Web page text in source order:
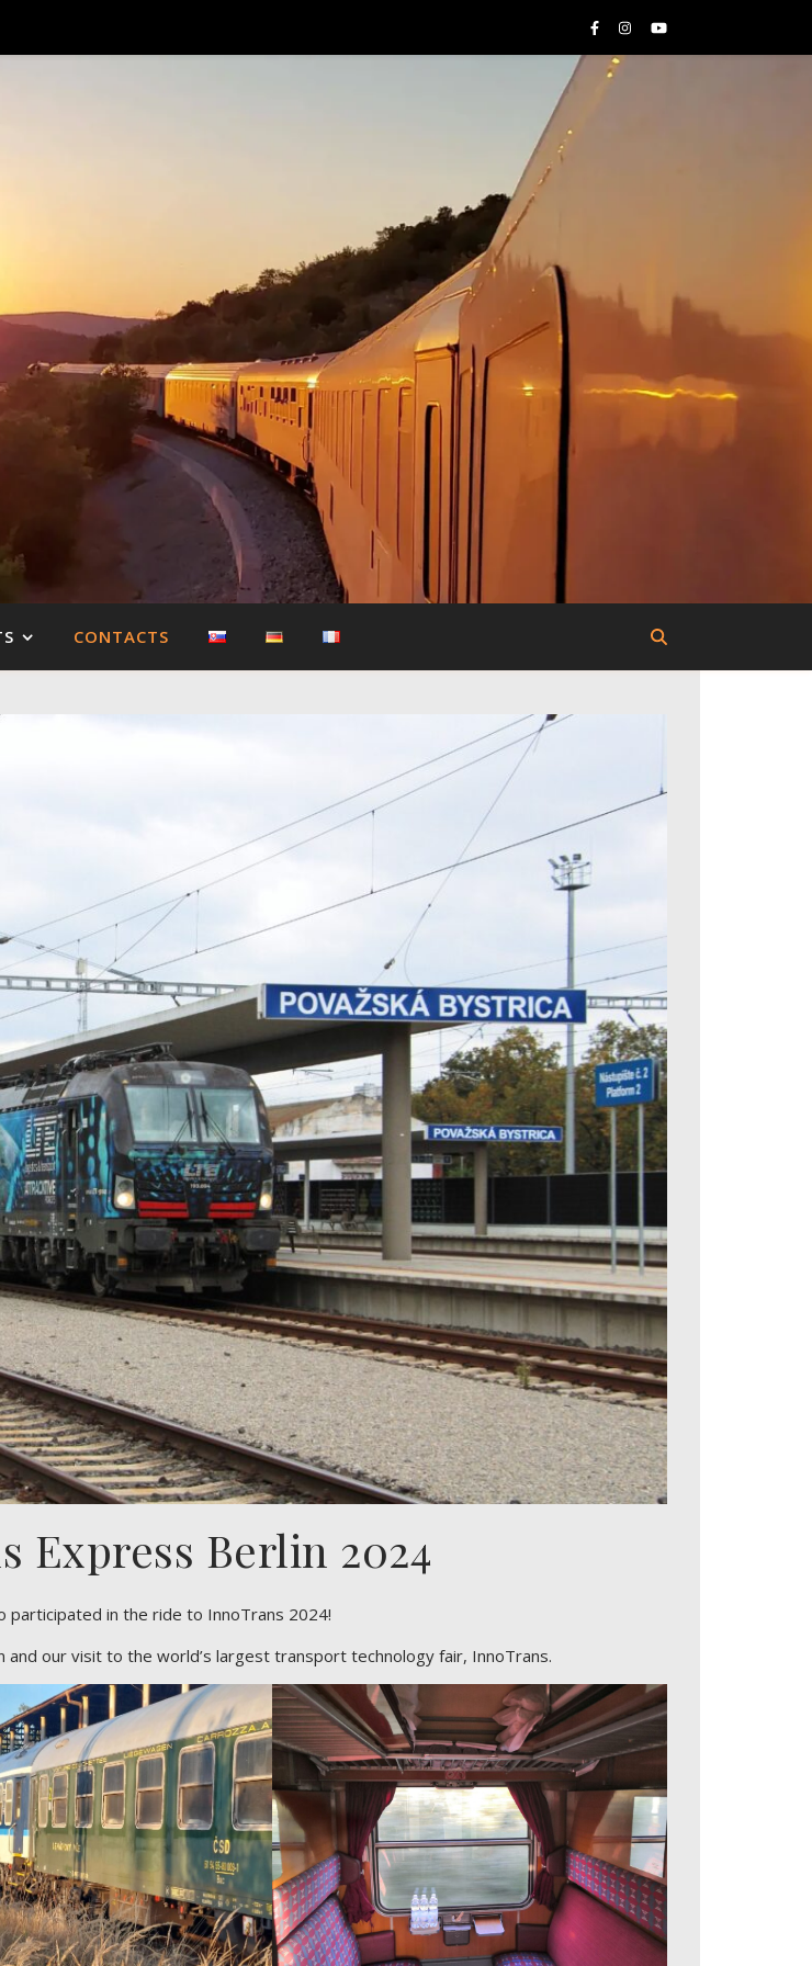
CONTACTS
Express Berlin 2024
participated in the ride to InnoTrans 2024!
our visit to the world’s largest transport technology fair, InnoTrans.